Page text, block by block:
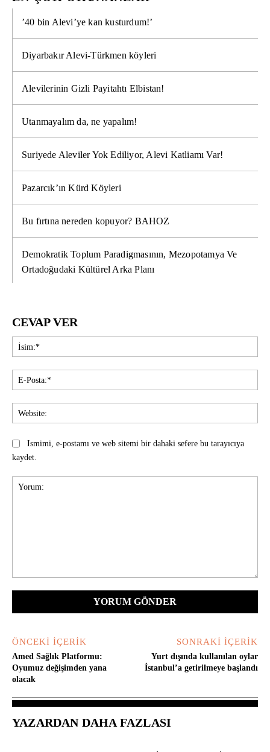
’40 bin Alevi’ye kan kusturdum!’
Diyarbakır Alevi-Türkmen köyleri
Alevilerinin Gizli Payitahtı Elbistan!
Utanmayalım da, ne yapalım!
Suriyede Aleviler Yok Ediliyor, Alevi Katliamı Var!
Pazarcık’ın Kürd Köyleri
Bu fırtına nereden kopuyor? BAHOZ
Demokratik Toplum Paradigmasının, Mezopotamya Ve
Ortadoğudaki Kültürel Arka Planı
CEVAP VER
Ismimi, e-postamı ve web sitemi bir dahaki sefere bu tarayıcıya
kaydet.
ÖNCEKI İÇERIK
Amed Sağlık Platformu:
Oyumuz değişimden yana
olacak
SONRAKI İÇERIK
Yurt dışında kullanılan oylar
İstanbul’a getirilmeye başlandı
YAZARDAN DAHA FAZLASI